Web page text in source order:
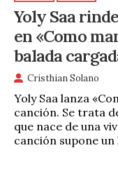
Yoly Saa
en «Como
balada
Cristhian Solano
Yoly Saa lanza
canción. Se trata
que nace de una
canción supone